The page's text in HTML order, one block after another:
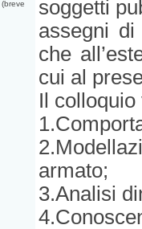
(breve
soggetti
assegni
che
cui al
Il
armato;
3.Analisi